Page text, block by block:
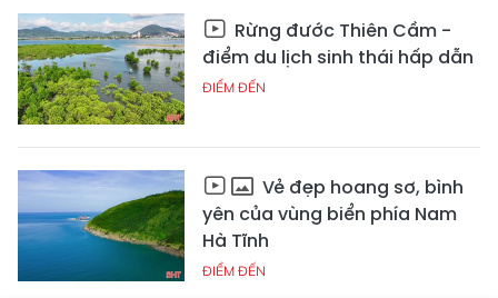
Rừng đước Thiên Cầm -
điểm du lịch sinh thái hấp dẫn
ĐIỂM ĐẾN
Vẻ đẹp hoang sơ, bình
yên của vùng biển phía Nam
Hà Tĩnh
ĐIỂM ĐẾN